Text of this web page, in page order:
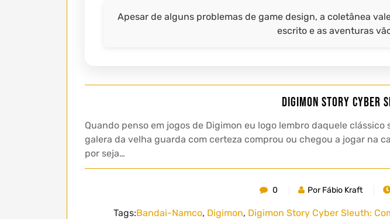
Apesar de alguns problemas de game design, a coletânea
escrito e as aventuras
Digimon Story Cyber
Quando penso em jogos de Digimon eu logo lembro daquele
galera da velha guarda com certeza comprou ou chegou a jogar na
por seja…
0 Por Fábio Kraft
Tags:Bandai-Namco, Digimon, Digimon Story Cyber Sleuth: